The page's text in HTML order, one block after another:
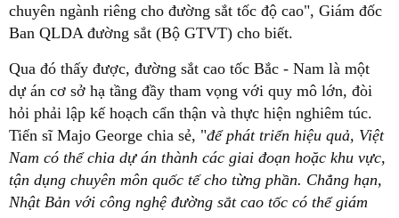
chuyên ngành riêng cho đường sắt tốc độ cao", Giám đốc
Ban QLDA đường sắt (Bộ GTVT) cho biết.
Qua đó thấy được, đường sắt cao tốc Bắc - Nam là một
dự án cơ sở hạ tầng đầy tham vọng với quy mô lớn, đòi
hỏi phải lập kế hoạch cẩn thận và thực hiện nghiêm túc.
Tiến sĩ Majo George chia sẻ, "để phát triển hiệu quả, Việt
Nam có thể chia dự án thành các giai đoạn hoặc khu vực,
tận dụng chuyên môn quốc tế cho từng phần. Chẳng hạn,
Nhật Bản với công nghệ đường sắt cao tốc có thể giám